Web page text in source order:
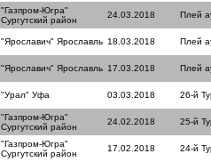
"Газпром-Югра"
Сургутский район
24.03.2018 Плей
"Ярославич" Ярославль 18.03.2018 Плей
"Ярославич" Ярославль 17.03.2018 Плей
"Урал" Уфа 03.03.2018 26-й
"Газпром-Югра"
Сургутский район
24.02.2018 25-й
"Газпром-Югра"
Сургутский район
17.02.2018 24-й